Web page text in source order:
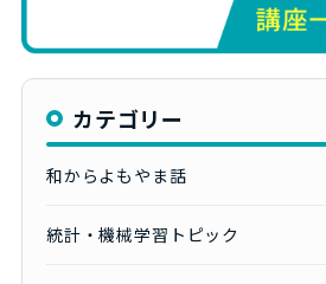
カテゴリー
和からよもやま話
統計・機械学習トピック